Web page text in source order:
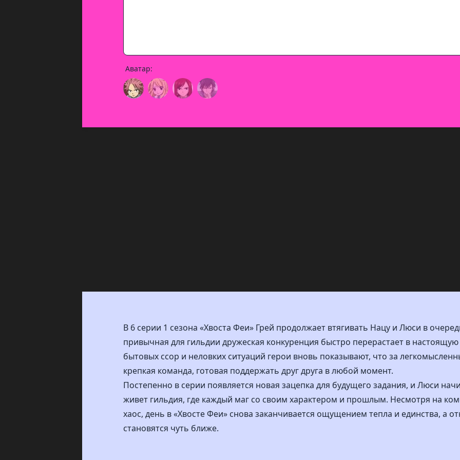
Аватар:
В 6 серии 1 сезона «Хвоста Феи» Грей продолжает втягивать Нацу и Люси в
привычная для гильдии дружеская конкуренция быстро перерастает в
бытовых ссор и неловких ситуаций герои вновь показывают, что за
крепкая команда, готовая поддержать друг друга в любой момент.
Постепенно в серии появляется новая зацепка для будущего задания, и Люси
живет гильдия, где каждый маг со своим характером и прошлым. Несмотря на
хаос, день в «Хвосте Феи» снова заканчивается ощущением тепла и единства, а
становятся чуть ближе.